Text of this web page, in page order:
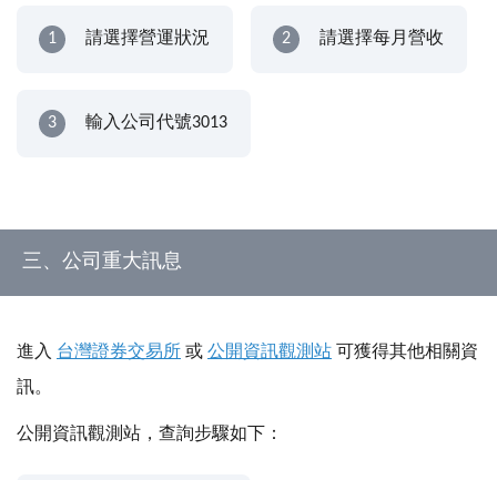
1 請選擇營運狀況 2 請選擇每月營收
3 輸入公司代號3013
三、公司重大訊息
進入 台灣證券交易所 或 公開資訊觀測站 可獲得其他相關資
訊。
公開資訊觀測站，查詢步驟如下：